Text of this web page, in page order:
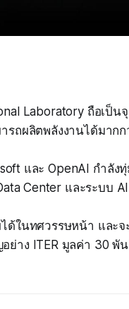
Laboratory ถือเป็น
รถผลิตพลังงานได้มาก
และ OpenAI กำลัง
Center และระบบ
ด้ในทศวรรษหน้า และจ
ย่าง ITER มูลค่า 30 พั